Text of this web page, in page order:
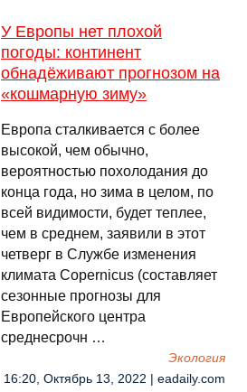
У Европы нет плохой
погоды: континент
обнадëживают прогнозом на
«кошмарную зиму»
Европа сталкивается с более
высокой, чем обычно,
вероятностью похолодания до
конца года, но зима в целом, по
всей видимости, будет теплее,
чем в среднем, заявили в этот
четверг в Службе изменения
климата Copernicus (составляет
сезонные прогнозы для
Европейского центра
среднесрочн …
Экология
16:20, Октябрь 13, 2022 | eadaily.com